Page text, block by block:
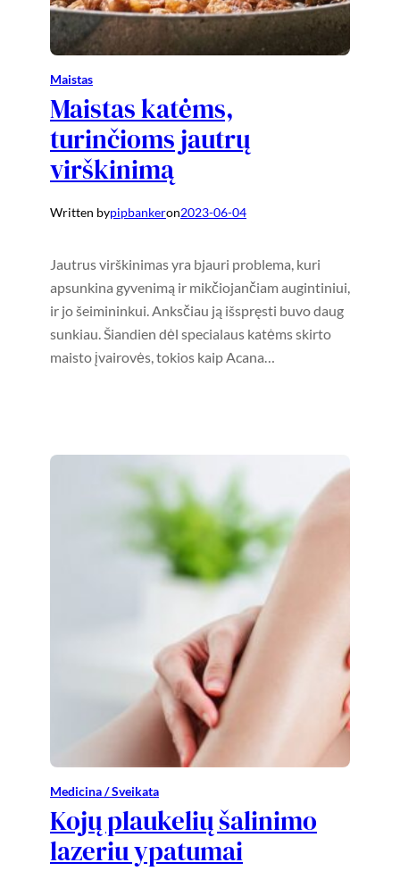
Maistas
Maistas katėms,
turinčioms jautrų
virškinimą
Written bypipbankeron2023-06-04
Jautrus virškinimas yra bjauri problema, kuri
apsunkina gyvenimą ir mikčiojančiam augintiniui,
ir jo šeimininkui. Anksčiau ją išspręsti buvo daug
sunkiau. Šiandien dėl specialaus katėms skirto
maisto įvairovės, tokios kaip Acana…
Medicina / Sveikata
Kojų plaukelių šalinimo
lazeriu ypatumai